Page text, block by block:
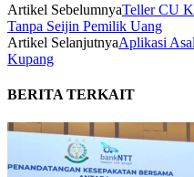
Artikel SebelumnyaTeller CU
Tanpa Seijin Pemilik Uang
Artikel SelanjutnyaAplikasi
Kupang
BERITA TERKAIT